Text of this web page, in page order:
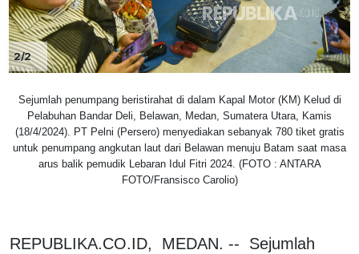
2/2
Sejumlah penumpang beristirahat di dalam Kapal Motor (KM) Kelud di
Pelabuhan Bandar Deli, Belawan, Medan, Sumatera Utara, Kamis
(18/4/2024). PT Pelni (Persero) menyediakan sebanyak 780 tiket gratis
untuk penumpang angkutan laut dari Belawan menuju Batam saat masa
arus balik pemudik Lebaran Idul Fitri 2024. (FOTO : ANTARA
FOTO/Fransisco Carolio)
REPUBLIKA.CO.ID, MEDAN. -- Sejumlah